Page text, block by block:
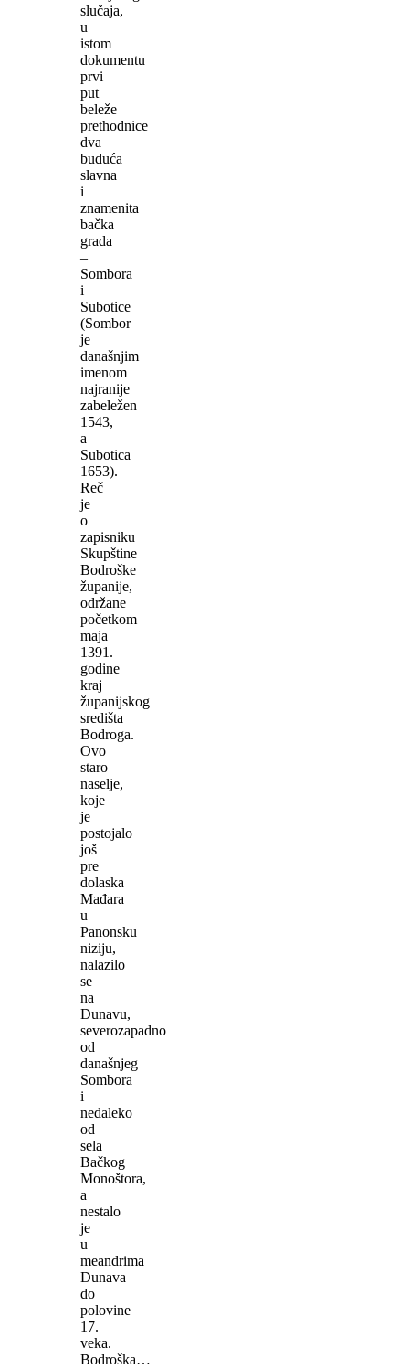
slučaja,
u
istom
dokumentu
prvi
put
beleže
prethodnice
dva
buduća
slavna
i
znamenita
bačka
grada
–
Sombora
i
Subotice
(Sombor
je
današnjim
imenom
najranije
zabeležen
1543,
a
Subotica
1653).
Reč
je
o
zapisniku
Skupštine
Bodroške
županije,
održane
početkom
maja
1391.
godine
kraj
županijskog
središta
Bodroga.
Ovo
staro
naselje,
koje
je
postojalo
još
pre
dolaska
Mađara
u
Panonsku
niziju,
nalazilo
se
na
Dunavu,
severozapadno
od
današnjeg
Sombora
i
nedaleko
od
sela
Bačkog
Monoštora,
a
nestalo
je
u
meandrima
Dunava
do
polovine
17.
veka.
Bodroška…